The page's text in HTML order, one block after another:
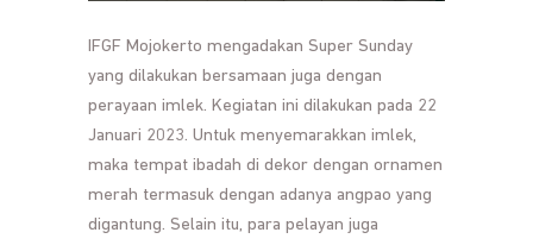
IFGF Mojokerto mengadakan Super Sunday
yang dilakukan bersamaan juga dengan
perayaan imlek. Kegiatan ini dilakukan pada 22
Januari 2023. Untuk menyemarakkan imlek,
maka tempat ibadah di dekor dengan ornamen
merah termasuk dengan adanya angpao yang
digantung. Selain itu, para pelayan juga